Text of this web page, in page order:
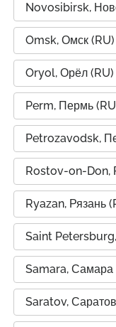
Novosibirsk,
Omsk, Омск (RU)
Oryol, Орёл (RU)
Perm, Пермь
Petrozavodsk,
Rostov-on-Don,
Ryazan, Рязань
Saint
Samara, Самара
Saratov,